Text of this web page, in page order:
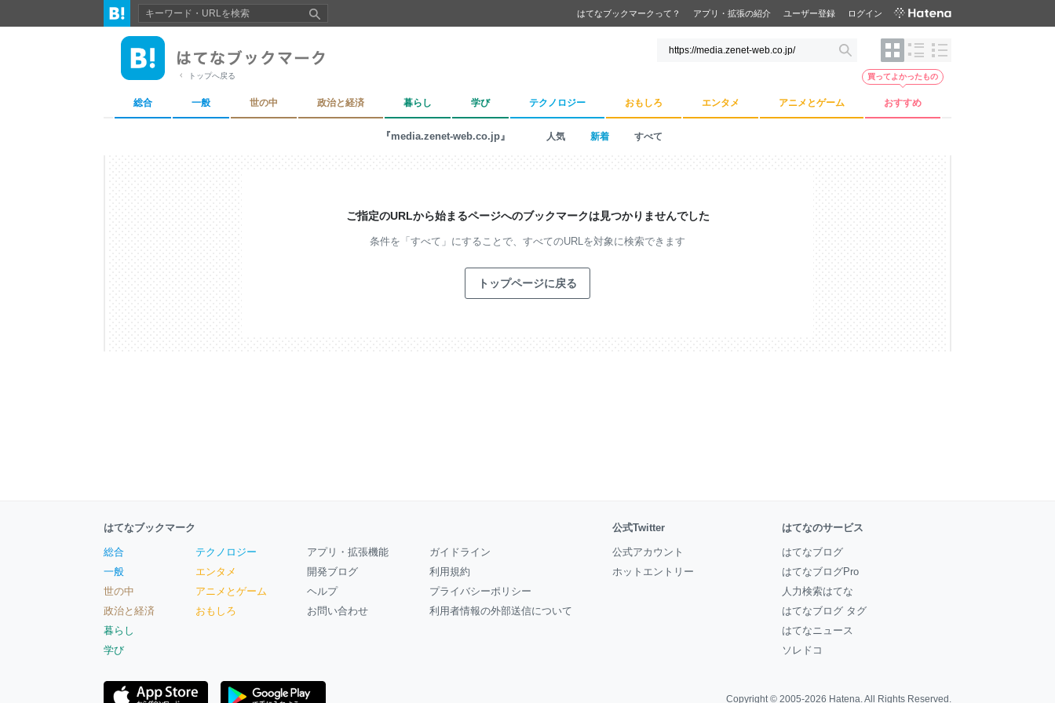
はてなブックマークって？ アプリ・拡張の紹介 ユーザー登録 ログイン
トップへ戻る
総合 一般 世の中 政治と経済 暮らし 学び テクノロジー おもしろ エンタメ アニメとゲーム おすすめ
買ってよかったもの
『media.zenet-web.co.jp』 人気 新着 すべて
ご指定のURLから始まるページへのブックマークは見つかりませんでした
条件を「すべて」にすることで、 すべてのURLを対象に検索できます
トップページに戻る
はてなブックマーク
総合
一般
世の中
政治と経済
暮らし
学び
テクノロジー
エンタメ
アニメとゲーム
おもしろ
アプリ・拡張機能
開発ブログ
ヘルプ
お問い合わせ
ガイドライン
利用規約
プライバシーポリシー
利用者情報の外部送信について
公式Twitter
公式アカウント
ホットエントリー
はてなのサービス
はてなブログ
はてなブログPro
人力検索はてな
はてなブログ タグ
はてなニュース
ソレドコ
Copyright © 2005-2026 Hatena. All Rights Reserved.